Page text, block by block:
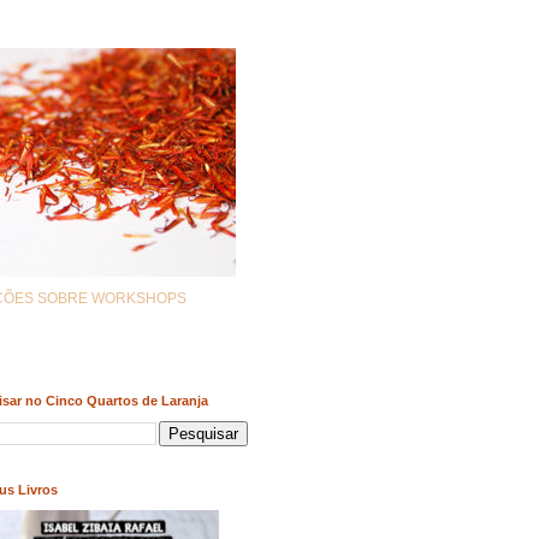
SOBRE WORKSHOPS
no Cinco Quartos de Laranja
Livros